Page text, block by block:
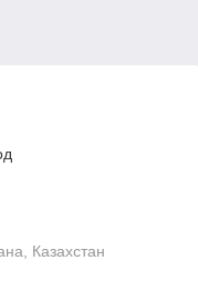
Казахстан